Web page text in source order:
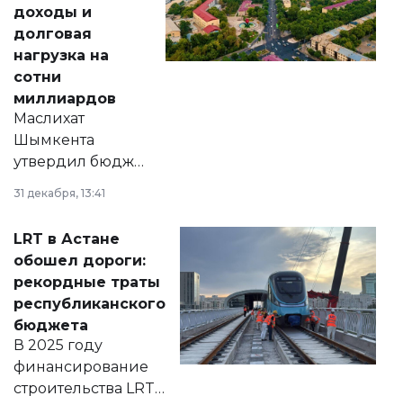
доходы и
долговая
нагрузка на
сотни
миллиардов
Маслихат
Шымкента
утвердил бюджет
города на 2026–
2028 годы.
документ
появился в базе
нормативных
правовых актов и
на сайте маслихат
города.
31 декабря, 13:41
LRT в Астане
обошел дороги:
рекордные траты
республиканского
бюджета
В 2025 году
финансирование
строительства LRT